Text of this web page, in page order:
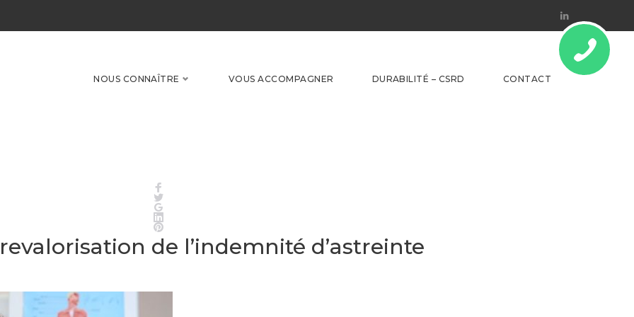
Linkedin
NOUS CONNAÎTRE VOUS ACCOMPAGNER DURABILITÉ – CSRD CONTACT
Twitter
Pinterest
de l’indemnité d’astreinte